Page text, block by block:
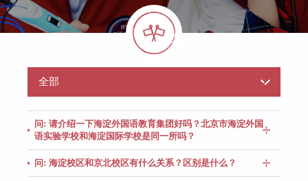
问: 请介绍一下海淀外国语教育集团好吗？北京市海淀外国
语实验学校和海淀国际学校是同一所吗？
问: 海淀校区和京北校区有什么关系？区别是什么？